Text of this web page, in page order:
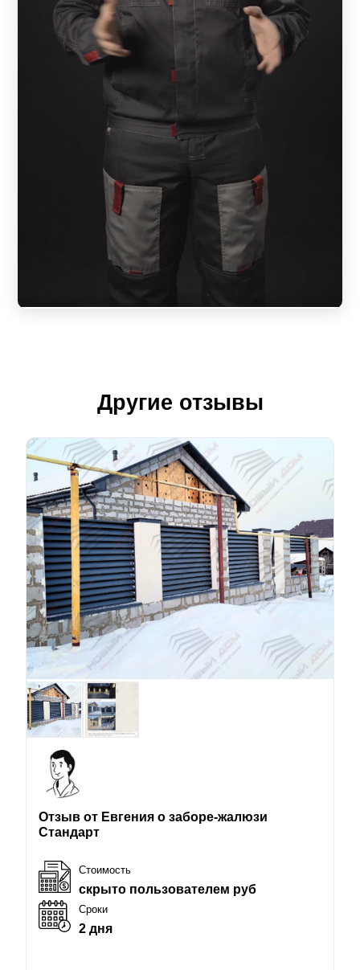
Другие отзывы
Отзыв от Евгения о заборе-жалюзи
Стандарт
Стоимость
скрыто пользователем руб
Сроки
2 дня